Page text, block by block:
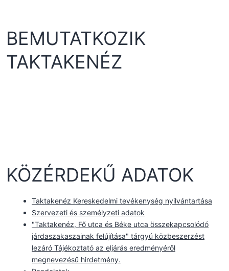
BEMUTATKOZIK
TAKTAKENÉZ
KÖZÉRDEKŰ ADATOK
Taktakenéz Kereskedelmi tevékenység nyilvántartása
Szervezeti és személyzeti adatok
"Taktakenéz, Fő utca és Béke utca összekapcsolódó
járdaszakaszainak felújítása" tárgyú közbeszerzést
lezáró Tájékoztató az eljárás eredményéről
megnevezésű hirdetmény.